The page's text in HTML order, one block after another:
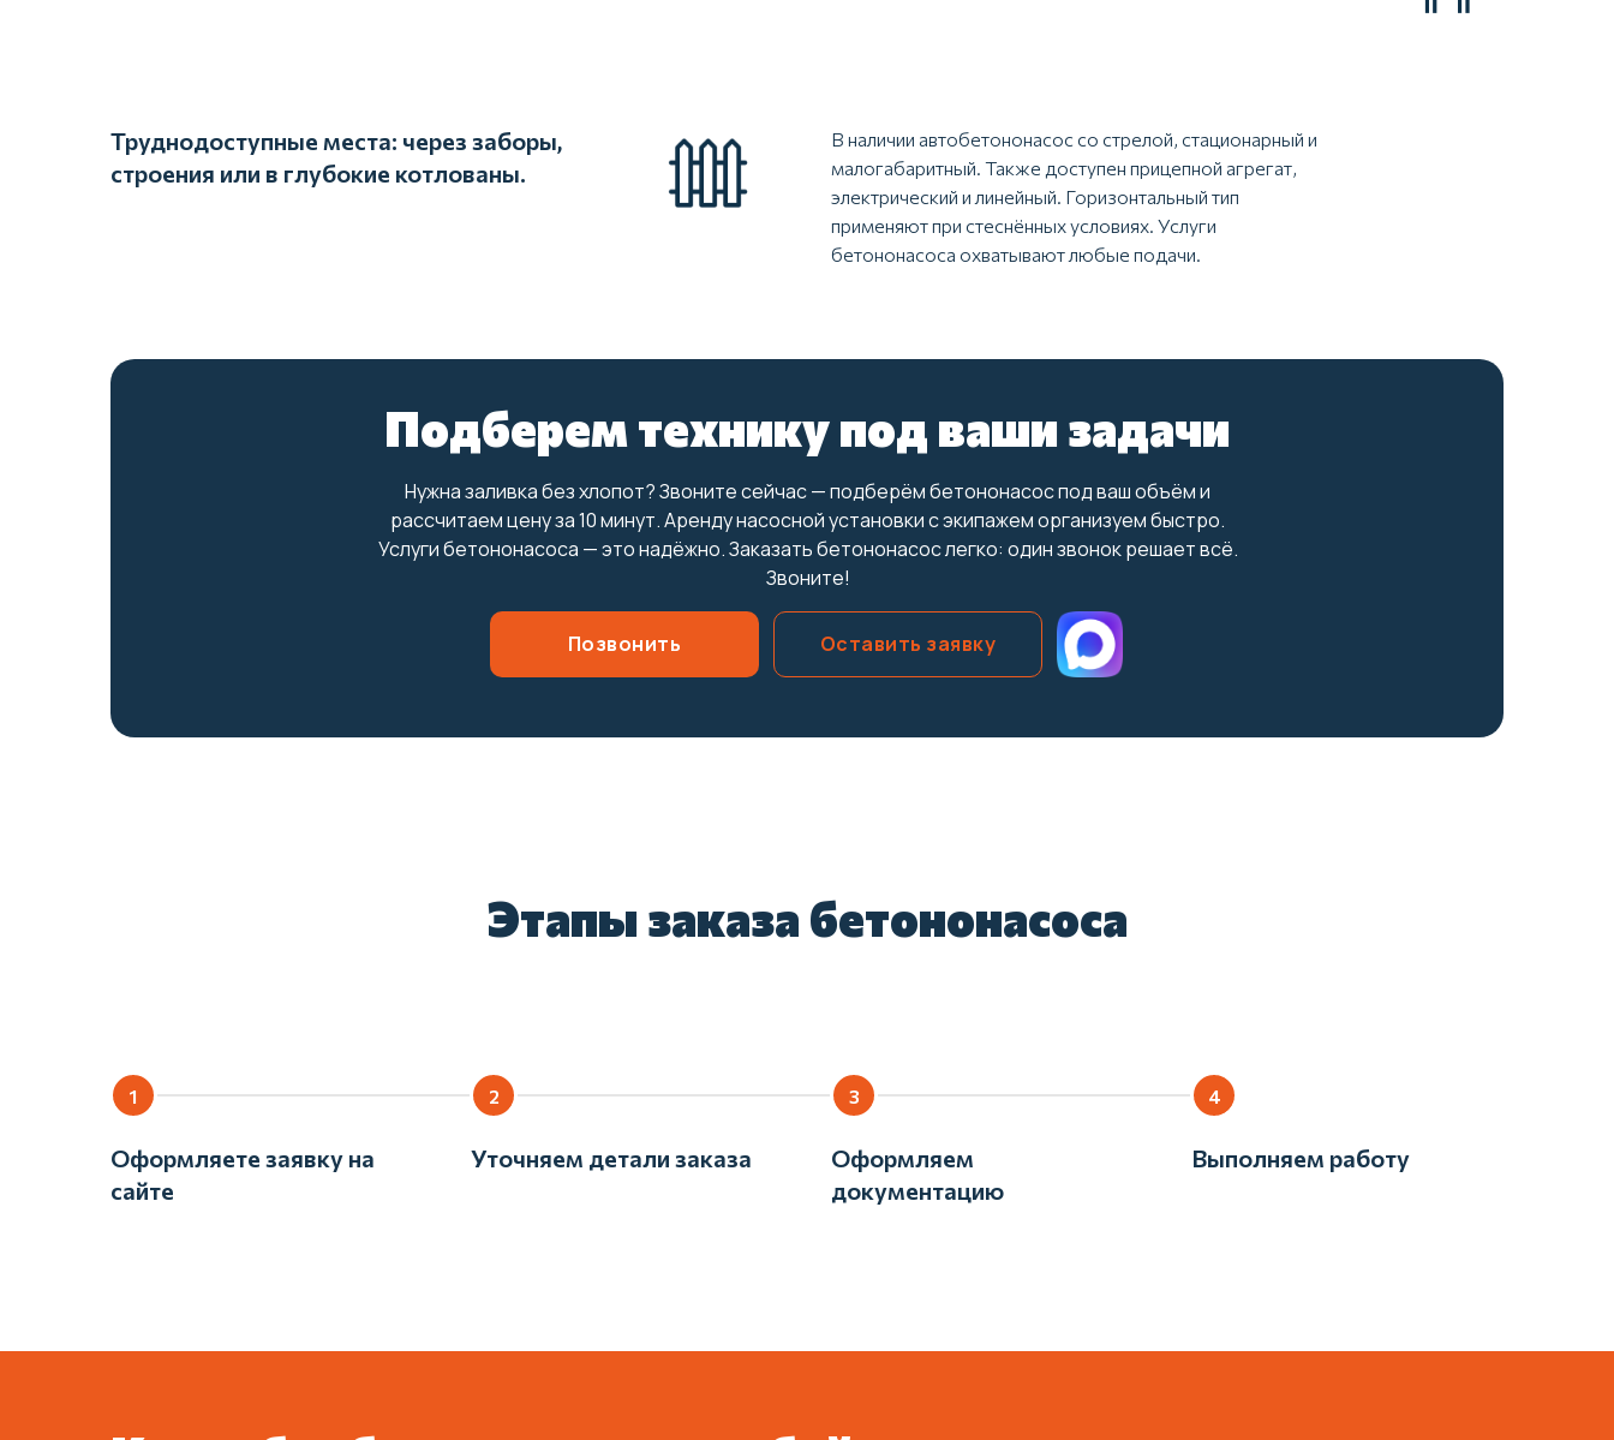
Труднодоступные места: через заборы,
строения или в глубокие котлованы.
В наличии автобетононасос со стрелой, стационарный и
малогабаритный. Также доступен прицепной агрегат,
электрический и линейный. Горизонтальный тип
применяют при стеснённых условиях. Услуги
бетононасоса охватывают любые подачи.
Подберем технику под ваши задачи
Нужна заливка без хлопот? Звоните сейчас — подберём бетононасос под ваш объём и
рассчитаем цену за 10 минут. Аренду насосной установки с экипажем организуем быстро.
Услуги бетононасоса — это надёжно. Заказать бетононасос легко: один звонок решает всё.
Звоните!
Позвонить Оставить заявку
Этапы заказа бетононасоса
Оформляете заявку на
сайте
Уточняем детали заказа
Оформляем
документацию
Выполняем работу